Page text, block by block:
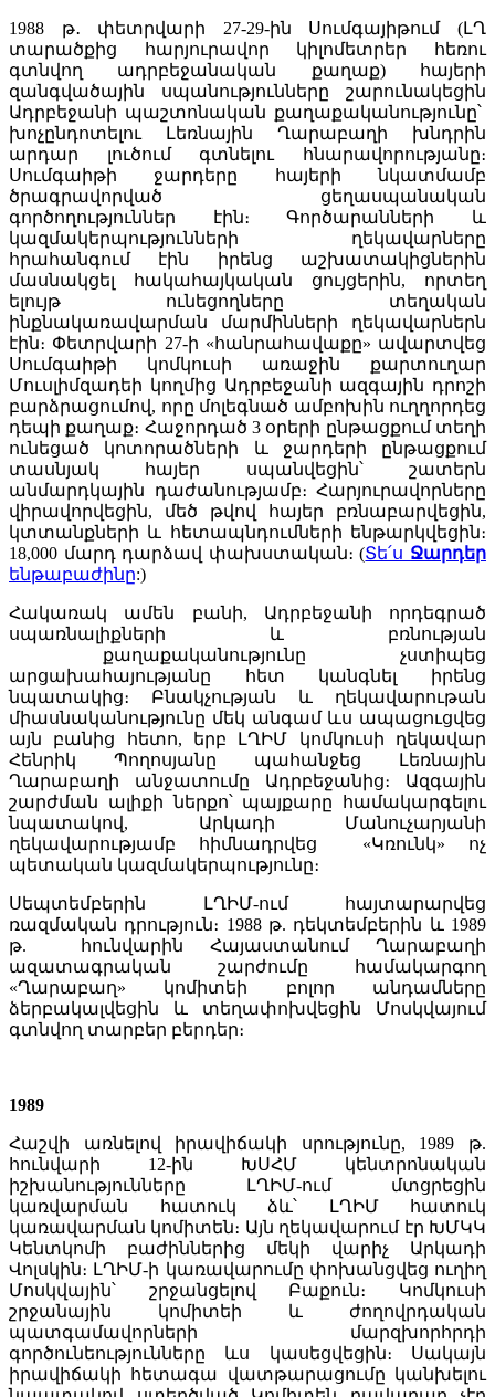
1988 թ․ փետրվարի 27-29-ին Սումգայիթում (ԼՂ
տարածքից հարյուրավոր կիլոմետրեր հեռու
գտնվող ադրբեջանական քաղաք) հայերի
զանգվածային սպանությունները շարունակեցին
Ադրբեջանի պաշտոնական քաղաքականությունը՝
խոչընդոտելու Լեռնային Ղարաբաղի խնդրին
արդար լուծում գտնելու հնարավորությանը։
Սումգաիթի ջարդերը հայերի նկատմամբ
ծրագրավորված ցեղասպանական
գործողություններ էին։ Գործարանների և
կազմակերպությունների ղեկավարները
հրահանգում էին իրենց աշխատակիցներին
մասնակցել հակահայկական ցույցերին, որտեղ
ելույթ ունեցողները տեղական
ինքնակառավարման մարմինների ղեկավարներն
էին։ Փետրվարի 27-ի «հանրահավաքը» ավարտվեց
Սումգաիթի կոմկուսի առաջին քարտուղար
Մուսլիմզադեի կողմից Ադրբեջանի ազգային դրոշի
բարձրացումով, որը մոլեգնած ամբոխին ուղղորդեց
դեպի քաղաք։ Հաջորդած 3 օրերի ընթացքում տեղի
ունեցած կոտորածների և ջարդերի ընթացքում
տասնյակ հայեր սպանվեցին՝ շատերն
անմարդկային դաժանությամբ։ Հարյուրավորները
վիրավորվեցին, մեծ թվով հայեր բռնաբարվեցին,
կտտանքների և հետապնդումների ենթարկվեցին։
18,000 մարդ դարձավ փախստական։ (Տե՛ս Ջարդեր
ենթաբաժինը:)
Հակառակ ամեն բանի, Ադրբեջանի որդեգրած
սպառնալիքների և բռնության
քաղաքականությունը չստիպեց
արցախահայությանը հետ կանգնել իրենց
նպատակից։ Բնակչության և ղեկավարութան
միասնականությունը մեկ անգամ ևս ապացուցվեց
այն բանից հետո, երբ ԼՂԻՄ կոմկուսի ղեկավար
Հենրիկ Պողոսյանը պահանջեց Լեռնային
Ղարաբաղի անջատումը Ադրբեջանից։ Ազգային
շարժման ալիքի ներքո՝ պայքարը համակարգելու
նպատակով, Արկադի Մանուչարյանի
ղեկավարությամբ հիմնադրվեց «Կռունկ» ոչ
պետական կազմակերպությունը։
Սեպտեմբերին ԼՂԻՄ-ում հայտարարվեց
ռազմական դրություն։ 1988 թ. դեկտեմբերին և 1989
թ. հունվարին Հայաստանում Ղարաբաղի
ազատագրական շարժումը համակարգող
«Ղարաբաղ» կոմիտեի բոլոր անդամները
ձերբակալվեցին և տեղափոխվեցին Մոսկվայում
գտնվող տարբեր բերդեր։
1989
Հաշվի առնելով իրավիճակի սրությունը, 1989 թ.
հունվարի 12-ին ԽՍՀՄ կենտրոնական
իշխանությունները ԼՂԻՄ-ում մտցրեցին
կառվարման հատուկ ձև՝ ԼՂԻՄ հատուկ
կառավարման կոմիտեն։ Այն ղեկավարում էր ԽՄԿԿ
Կենտկոմի բաժիններից մեկի վարիչ Արկադի
Վոլսկին։ ԼՂԻՄ-ի կառավարումը փոխանցվեց ուղիղ
Մոսկվային՝ շրջանցելով Բաքուն։ Կոմկուսի
շրջանային կոմիտեի և ժողովրդական
պատգամավորների մարզխորհրդի
գործունեությունները ևս կասեցվեցին։ Սակայն
իրավիճակի հետագա վատթարացումը կանխելու